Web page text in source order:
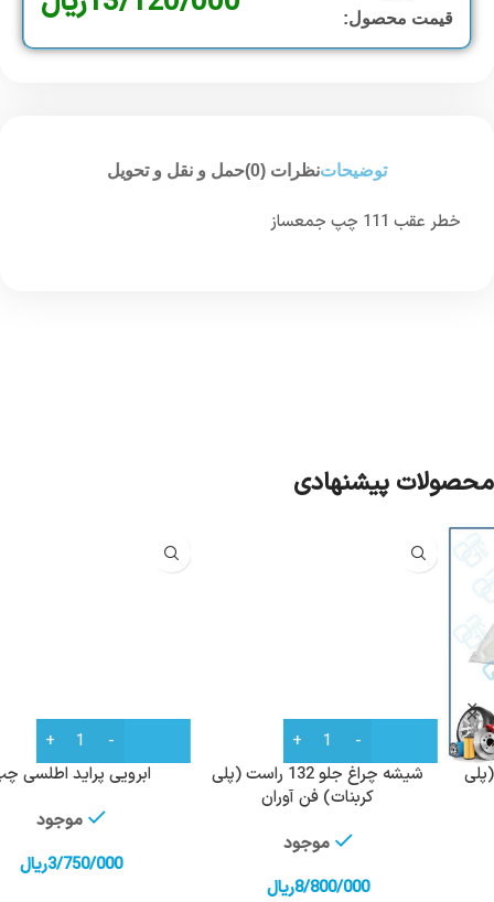
قیمت محصول:​
توضیحاتنظرات (0) حمل و نقل و تحویل
خطر عقب 111 چپ جمعساز
محصولات پیشنهادی
شیشه چراغ جلو 132 راست (پلی
کربنات) فن آوران
موجود
8/800/000ریال
ابرویی پراید اطلسی چپ
موجود
3/750/000ریال